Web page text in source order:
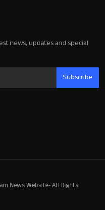
news, updates and special
Subscribe
News Website- All Rights